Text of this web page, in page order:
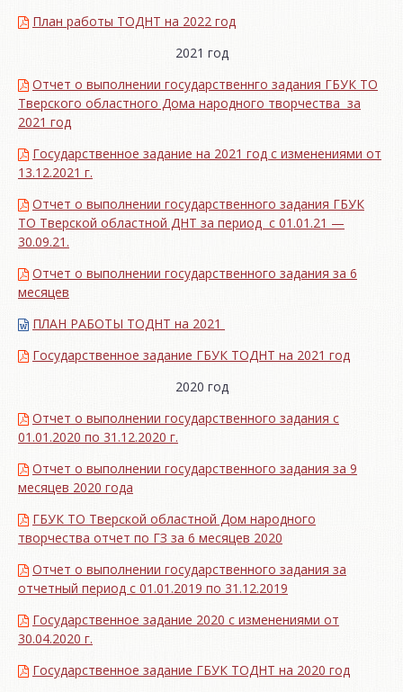
План работы ТОДНТ на 2022 год
2021 год
Отчет о выполнении государственнго задания ГБУК ТО
Тверского областного Дома народного творчества за
2021 год
Государственное задание на 2021 год с изменениями от
13.12.2021 г.
Отчет о выполнении государственного задания ГБУК
ТО Тверской областной ДНТ за период с 01.01.21 —
30.09.21.
Отчет о выполнении государственного задания за 6
месяцев
ПЛАН РАБОТЫ ТОДНТ на 2021
Государственное задание ГБУК ТОДНТ на 2021 год
2020 год
Отчет о выполнении государственного задания с
01.01.2020 по 31.12.2020 г.
Отчет о выполнении государственного задания за 9
месяцев 2020 года
ГБУК ТО Тверской областной Дом народного
творчества отчет по ГЗ за 6 месяцев 2020
Отчет о выполнении государственного задания за
отчетный период с 01.01.2019 по 31.12.2019
Государственное задание 2020 с изменениями от
30.04.2020 г.
Государственное задание ГБУК ТОДНТ на 2020 год